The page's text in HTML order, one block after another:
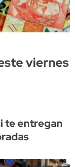
viernes
te entregan